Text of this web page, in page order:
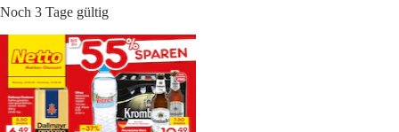
Noch 3 Tage gültig